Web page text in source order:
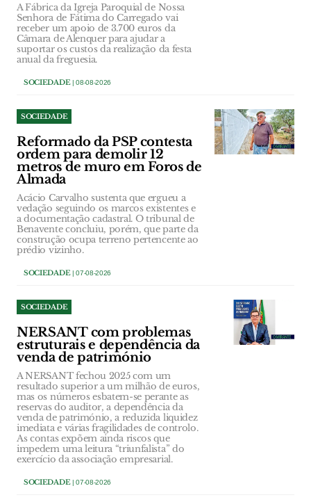
A Fábrica da Igreja Paroquial de Nossa
Senhora de Fátima do Carregado vai
receber um apoio de 3.700 euros da
Câmara de Alenquer para ajudar a
suportar os custos da realização da festa
anual da freguesia.
SOCIEDADE| 08-08-2026
SOCIEDADE
Reformado da PSP contesta
ordem para demolir 12
metros de muro em Foros de
Almada
Acácio Carvalho sustenta que ergueu a
vedação seguindo os marcos existentes e
a documentação cadastral. O tribunal de
Benavente concluiu, porém, que parte da
construção ocupa terreno pertencente ao
prédio vizinho.
SOCIEDADE| 07-08-2026
SOCIEDADE
NERSANT com problemas
estruturais e dependência da
venda de património
A NERSANT fechou 2025 com um
resultado superior a um milhão de euros,
mas os números esbatem-se perante as
reservas do auditor, a dependência da
venda de património, a reduzida liquidez
imediata e várias fragilidades de controlo.
As contas expõem ainda riscos que
impedem uma leitura “triunfalista” do
exercício da associação empresarial.
SOCIEDADE| 07-08-2026